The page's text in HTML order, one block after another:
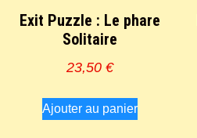
Exit Puzzle : Le phare
Solitaire
23,50€
Ajouter au panier